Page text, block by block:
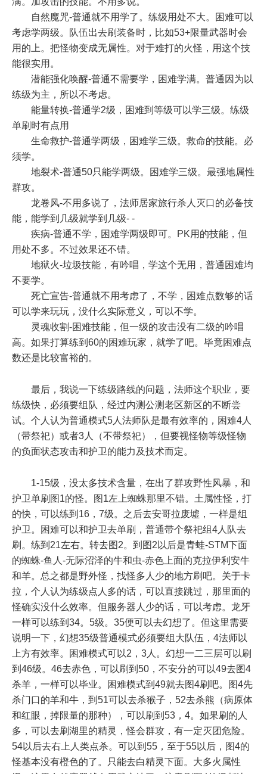
自然魔咒-普通就不用学了。练级用处不大。困难可以
考虑学两级。队伍出去刷装备时，比如53+限量武器时会
用的上。把怪物变成无属性。对于难打的火怪，用这个技
能很实用。
潜能强化唤醒-普通不需要学，困难学满。普通因为以
练级为主，所以不考虑。
能量转换-普通学2级，困难到等级可以学三级。练级
单刷时有点用
生命救护-普通学两级，困难学三级。救命的技能。必
须学。
地裂术-普通50只能学两级。困难学三级。最强地属性
群攻。
龙卷风-不用多说了，法师居家旅行杀人灭口的必备技
能，能学到几级就学到几级- -
疾病-普通不学，困难学两级即可。PK用的技能，但
用处不多。不过效果还不错。
地狱火-垃圾技能，有吟唱，学这个无用，普通困难均
不要学。
死亡宣告-普通就不用考虑了，不学，困难点数够的话
可以学来玩玩，没什么实际意义，可以不学。
灵魂收割-困难技能，但一级的攻击没有二级的吟唱
高。如果打算练到60的困难玩家，就学了吧。毕竟困难点
数还是比较富裕的。
最后，我说一下练级路线的问题，法师这个职业，要
练级快，必须要组队，经过内测公测老区新区的不断尝
试。个人认为普通模式5人法师队是最有效率的，困难4人
（带祭祀）或者3人（不带祭祀），但要视怪物等级怪物
的负面状态攻击和护卫的能力及技术而定。
1-15级，没太多技术含量，在出了群攻野性风暴，和
护卫单刷图1的怪。图1左上蜘蛛那里不错。土属性怪，打
的快，可以练到16，7级。之后去安哥拉废墟，一样是组
护卫。困难可以和护卫去单刷，普通带个祭祀组4人队去
刷。练到21左右。转去图2。到图2以后是青蛙-STM下面
的蜘蛛-鱼人-无际沼泽的牛和虫-赤色上面的克拉伊利安牛
和羊。总之都是野外怪，找怪多人少的地方刷吧。关于卡
拉，个人认为练级点人多的话，可以直接跳过，那里面的
怪确实没什么效率。但服务器人少的话，可以考虑。龙牙
一样可以练到34。5级。35便可以去幻想了。但这里需要
说明一下，幻想35级普通模式必须要组大队伍，4法师以
上方有效率。困难模式可以2，3人。幻想一二三层可以刷
到46级。46去赤色，可以刷到50，不安分的可以49去图4
杀羊，一样可以毕业。困难模式到49就去图4刷吧。图4先
杀门口的羊和牛，到51可以去杀猴子，52去杀熊（病原体
和红眼，掉限量的那种），可以刷到53，4。如果刷的人
多，可以去刷湖里的精灵，怪会群攻，有一定灭团危险。
54以后去右上人类点杀。可以到55，至于55以后，图4的
怪基本没有橙色的了。只能去白精灵下面。大多火属性